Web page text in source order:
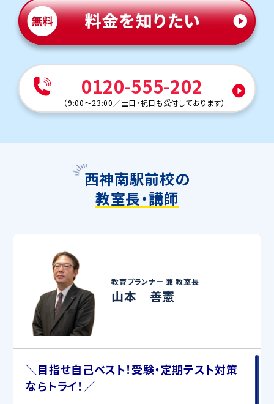
0120-555-202
（9:00～23:00 ／土日・祝日も受付しております）
西神南駅前校の
教室長・講師
教育プランナー 兼教室長
山本 善憲
＼目指せ自己ベスト！受験・定期テスト対策
ならトライ！／